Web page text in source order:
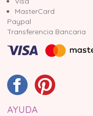
MasterCard
Paypal
Transferencia Bancaria
AYUDA